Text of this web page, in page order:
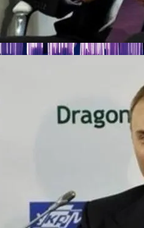
Быстро Восстановить
Праздников